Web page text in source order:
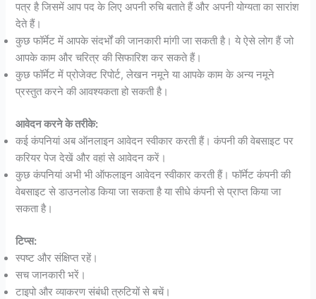
पत्र है जिसमें आप पद के लिए अपनी रुचि बताते हैं और अपनी योग्यता का सारांश
देते हैं।
कुछ फॉर्मेट में आपके संदर्भों की जानकारी मांगी जा सकती है। ये ऐसे लोग हैं जो
आपके काम और चरित्र की सिफारिश कर सकते हैं।
कुछ फॉर्मेट में प्रोजेक्ट रिपोर्ट, लेखन नमूने या आपके काम के अन्य नमूने
प्रस्तुत करने की आवश्यकता हो सकती है।
आवेदन करने के तरीके:
कई कंपनियां अब ऑनलाइन आवेदन स्वीकार करती हैं। कंपनी की वेबसाइट पर
करियर पेज देखें और वहां से आवेदन करें।
कुछ कंपनियां अभी भी ऑफलाइन आवेदन स्वीकार करती हैं। फॉर्मेट कंपनी की
वेबसाइट से डाउनलोड किया जा सकता है या सीधे कंपनी से प्राप्त किया जा
सकता है।
टिप्स:
स्पष्ट और संक्षिप्त रहें।
सच जानकारी भरें।
टाइपो और व्याकरण संबंधी त्रुटियों से बचें।